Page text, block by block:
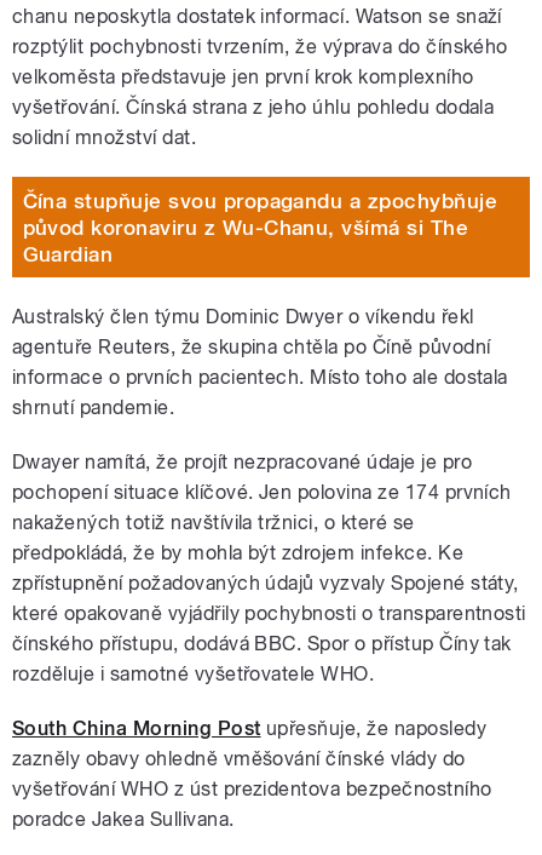
chanu neposkytla dostatek informací. Watson se snaží
rozptýlit pochybnosti tvrzením, že výprava do čínského
velkoměsta představuje jen první krok komplexního
vyšetřování. Čínská strana z jeho úhlu pohledu dodala
solidní množství dat.
Čína stupňuje svou propagandu a zpochybňuje
původ koronaviru z Wu-Chanu, všímá si The
Guardian
Australský člen týmu Dominic Dwyer o víkendu řekl
agentuře Reuters, že skupina chtěla po Číně původní
informace o prvních pacientech. Místo toho ale dostala
shrnutí pandemie.
Dwayer namítá, že projít nezpracované údaje je pro
pochopení situace klíčové. Jen polovina ze 174 prvních
nakažených totiž navštívila tržnici, o které se
předpokládá, že by mohla být zdrojem infekce. Ke
zpřístupnění požadovaných údajů vyzvaly Spojené státy,
které opakovaně vyjádřily pochybnosti o transparentnosti
čínského přístupu, dodává BBC. Spor o přístup Číny tak
rozděluje i samotné vyšetřovatele WHO.
South China Morning Post upřesňuje, že naposledy
zazněly obavy ohledně vměšování čínské vlády do
vyšetřování WHO z úst prezidentova bezpečnostního
poradce Jakea Sullivana.